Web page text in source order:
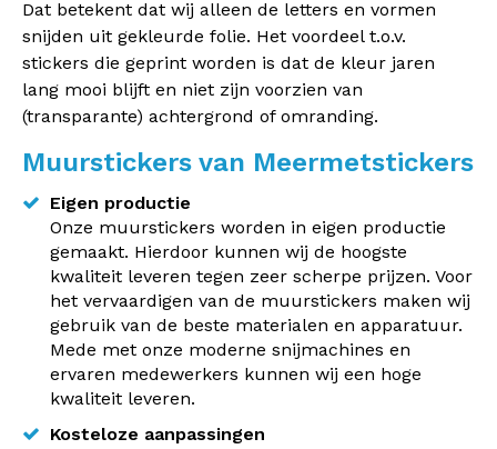
Dat betekent dat wij alleen de letters en vormen
snijden uit gekleurde folie. Het voordeel t.o.v.
stickers die geprint worden is dat de kleur jaren
lang mooi blijft en niet zijn voorzien van
(transparante) achtergrond of omranding.
Muurstickers van Meermetstickers
Eigen productie
Onze muurstickers worden in eigen productie
gemaakt. Hierdoor kunnen wij de hoogste
kwaliteit leveren tegen zeer scherpe prijzen. Voor
het vervaardigen van de muurstickers maken wij
gebruik van de beste materialen en apparatuur.
Mede met onze moderne snijmachines en
ervaren medewerkers kunnen wij een hoge
kwaliteit leveren.
Kosteloze aanpassingen